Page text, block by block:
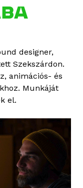
designer,
Szekszárdon.
animációs- és
Munkáját
el.